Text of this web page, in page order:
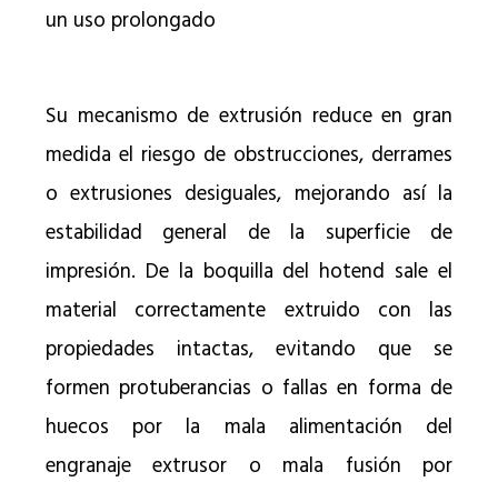
un uso prolongado
Su mecanismo de extrusión reduce en gran
medida el riesgo de obstrucciones, derrames
o extrusiones desiguales, mejorando así la
estabilidad general de la superficie de
impresión. De la boquilla del hotend sale el
material correctamente extruido con las
propiedades intactas, evitando que se
formen protuberancias o fallas en forma de
huecos por la mala alimentación del
engranaje extrusor o mala fusión por